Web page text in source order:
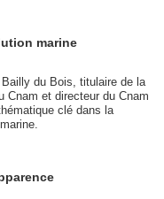
marine
du Bois, titulaire de la
Cnam et directeur du Cnam
clé dans la